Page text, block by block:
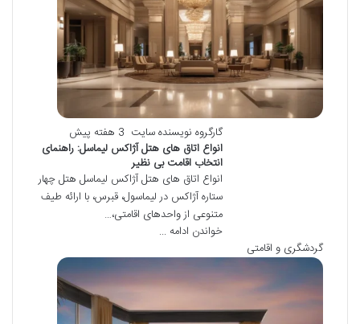
گارگروه نویسنده سایت 3 هفته پیش
انواع اتاق های هتل آژاکس لیماسل: راهنمای
انتخاب اقامت بی نظیر
انواع اتاق های هتل آژاکس لیماسل هتل چهار
ستاره آژاکس در لیماسول، قبرس، با ارائه طیف
متنوعی از واحدهای اقامتی،…
خواندن ادامه ...
گردشگری و اقامتی